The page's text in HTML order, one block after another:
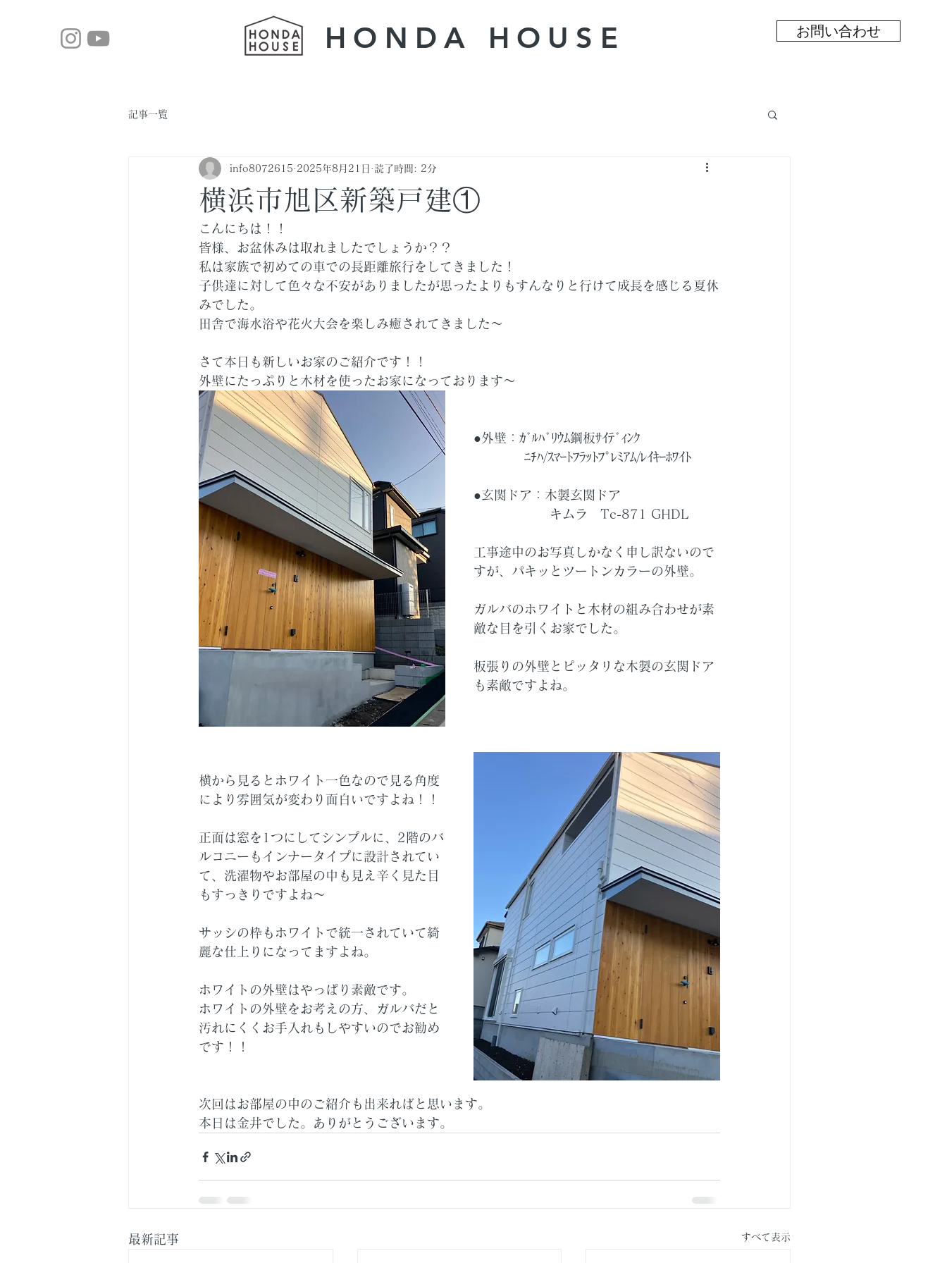
HONDA ​HOUSE お問い合わせ
記事一覧
横浜市旭区新築戸建①
info8072615 2025年8月21日 読了時間: 2分
こんにちは！！
皆様、お盆休みは取れましたでしょうか？？
私は家族で初めての車での長距離旅行をしてきました！
子供達に対して色々な不安がありましたが思ったよりもすんなりと行けて成長を感じる夏休
みでした。
田舎で海水浴や花火大会を楽しみ癒されてきました～
さて本日も新しいお家のご紹介です！！
外壁にたっぷりと木材を使ったお家になっております～
●外壁：ｶﾞﾙﾊﾞﾘｳﾑ鋼板ｻｲﾃﾞｨﾝｸ
ﾆﾁﾊ/ｽﾏｰﾄﾌﾗｯﾄﾌﾟﾚﾐｱﾑ/ﾚｲｷｰﾎﾜｲﾄ
●玄関ドア：木製玄関ドア
キムラ　Tc-871 GHDL
工事途中のお写真しかなく申し訳ないので
すが、パキッとツートンカラーの外壁。
ガルバのホワイトと木材の組み合わせが素
敵な目を引くお家でした。
板張りの外壁とピッタリな木製の玄関ドア
も素敵ですよね。
横から見るとホワイト一色なので見る角度
により雰囲気が変わり面白いですよね！！
正面は窓を1つにしてシンプルに、2階のバ
ルコニーもインナータイプに設計されてい
て、洗濯物やお部屋の中も見え辛く見た目
もすっきりですよね～
サッシの枠もホワイトで統一されていて綺
麗な仕上りになってますよね。
ホワイトの外壁はやっぱり素敵です。
ホワイトの外壁をお考えの方、ガルバだと
汚れにくくお手入れもしやすいのでお勧め
です！！
次回はお部屋の中のご紹介も出来ればと思います。
本日は金井でした。ありがとうございます。
最新記事 すべて表示